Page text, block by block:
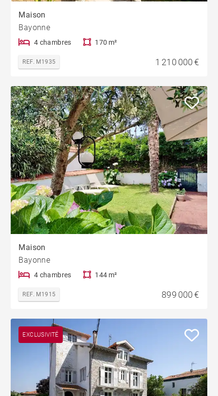
Maison
Bayonne
4 chambres 170 m²
REF. M1935 1 210 000 €
Maison
Bayonne
4 chambres 144 m²
REF. M1915 899 000 €
EXCLUSIVITÉ